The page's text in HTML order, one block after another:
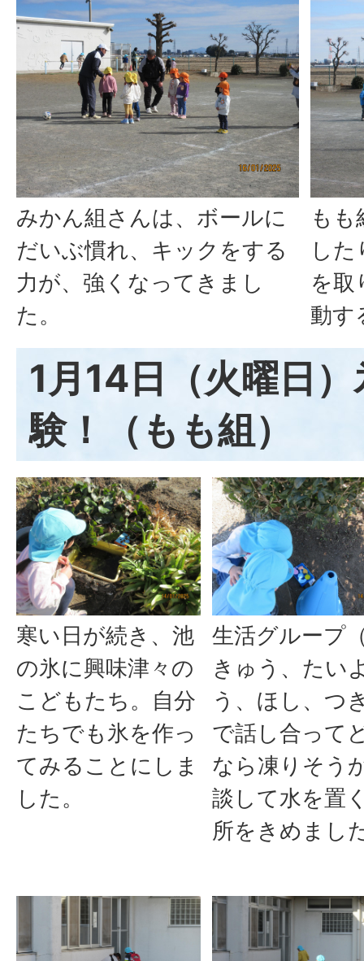
みかん組さんは、ボールに
だいぶ慣れ、キックをする
力が、強くなってきまし
た。
も
し
を取
動す
1月14日（火曜日
験！（もも組）
寒い日が続き、池
の氷に興味津々の
こどもたち。自分
たちでも氷を作っ
てみることにしま
した。
生活グループ
きゅう、たい
う、ほし、つ
で話し合って
なら凍りそう
談して水を置
所をきめまし